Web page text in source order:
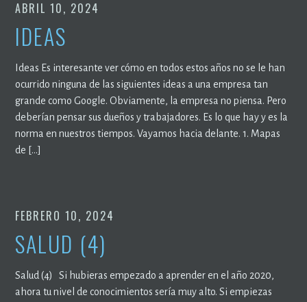
ABRIL 10, 2024
IDEAS
Ideas Es interesante ver cómo en todos estos años no se le han
ocurrido ninguna de las siguientes ideas a una empresa tan
grande como Google. Obviamente, la empresa no piensa. Pero
deberían pensar sus dueños y trabajadores. Es lo que hay y es la
norma en nuestros tiempos. Vayamos hacia delante. 1. Mapas
de […]
FEBRERO 10, 2024
SALUD (4)
Salud (4) Si hubieras empezado a aprender en el año 2020,
ahora tu nivel de conocimientos sería muy alto. Si empiezas